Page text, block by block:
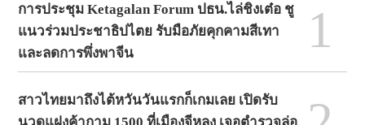
การประชุม Ketagalan Forum ปธน.ไล่ชิงเต๋อ ชู
แนวร่วมประชาธิปไตย รับมือภัยคุกคามสีเทา
และลดการพึ่งพาจีน
1
สาวไทยมาถึงไต้หวันวันแรกก็เกมเลย เปิดรับ
นวดแฝงค้ากาม 1500 ที่เมืองจีหลง เจอตำรวจล่อ